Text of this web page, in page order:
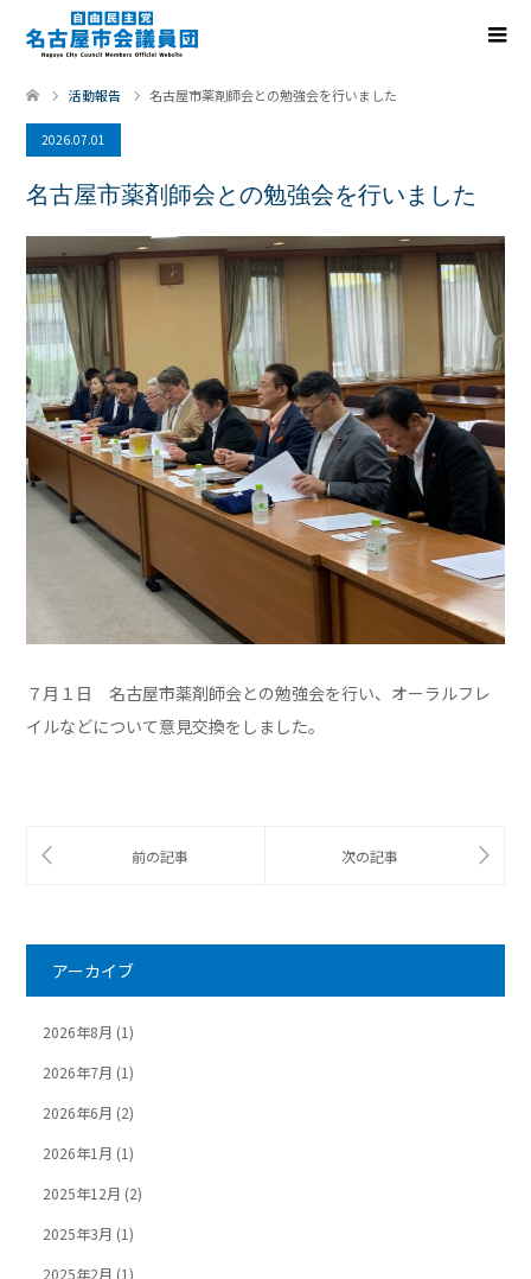
活動報告 名古屋市薬剤師会との勉強会を行いました
2026.07.01
名古屋市薬剤師会との勉強会を行いました
７月１日 名古屋市薬剤師会との勉強会を行い、オーラルフレ
イルなどについて意見交換をしました。
アーカイブ
2026年8月 (1)
2026年7月 (1)
2026年6月 (2)
2026年1月 (1)
2025年12月 (2)
2025年3月 (1)
2025年2月 (1)